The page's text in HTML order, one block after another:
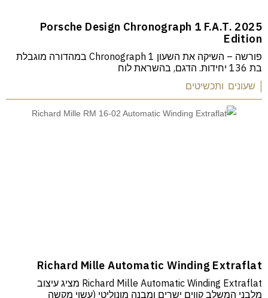
Porsche Design Chronograph 1 F.A.T. 2025
Edition
פורשה – השיקה את השעון 1 Chronograph במהדורה מוגבלת
בת 136 יחידות. הדגם, בהשראת לוח
| שעונים ותכשיטים
Richard Mille Automatic Winding Extraflat
Richard Mille Automatic Winding Extraflat מציג עיצוב
מלבני המשלב קווים ישרים ומבנה מונוליטי (עשוי מקשה